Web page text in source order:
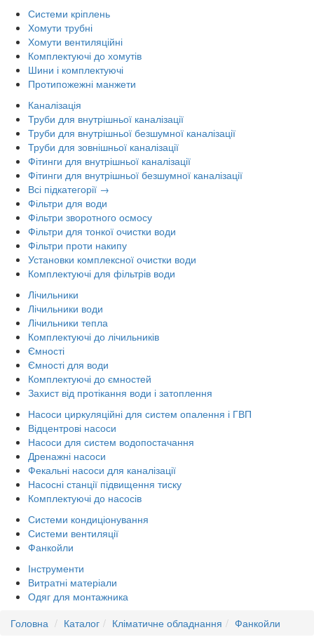
Системи кріплень
Хомути трубні
Хомути вентиляційні
Комплектуючі до хомутів
Шини і комплектуючі
Протипожежні манжети
Каналізація
Труби для внутрішньої каналізації
Труби для внутрішньої безшумної каналізації
Труби для зовнішньої каналізації
Фітинги для внутрішньої каналізації
Фітинги для внутрішньої безшумної каналізації
Всі підкатегорії →
Фільтри для води
Фільтри зворотного осмосу
Фільтри для тонкої очистки води
Фільтри проти накипу
Установки комплексної очистки води
Комплектуючі для фільтрів води
Лічильники
Лічильники води
Лічильники тепла
Комплектуючі до лічильників
Ємності
Ємності для води
Комплектуючі до ємностей
Захист від протікання води і затоплення
Насоси циркуляційні для систем опалення і ГВП
Відцентрові насоси
Насоси для систем водопостачання
Дренажні насоси
Фекальні насоси для каналізації
Насосні станції підвищення тиску
Комплектуючі до насосів
Системи кондиціонування
Системи вентиляції
Фанкойли
Інструменти
Витратні матеріали
Одяг для монтажника
Головна
Каталог Кліматичне обладнання Фанкойли